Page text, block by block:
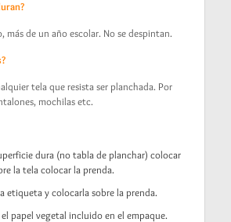
más de un año escolar. No se despintan.
tela que resista ser planchada. Por
mochilas etc.
dura (no tabla de planchar) colocar
la tela colocar la prenda.
etiqueta y colocarla sobre la prenda.
papel vegetal incluido en el empaque.